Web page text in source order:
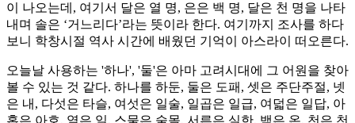
이 나오는데, 여기서 달은 열 명, 은은 백 명, 달은 천 명을 나타
내며 솔은 ‘거느리다’라는 뜻이라 한다. 여기까지 조사를 하다
보니 학창시절 역사 시간에 배웠던 기억이 아스라이 떠오른다.
오늘날 사용하는 '하나', '둘'은 아마 고려시대에 그 어원을 찾아
볼 수 있는 것 같다. 하나를 하둔, 둘은 도패, 셋은 주단주절, 넷
은 내, 다섯은 타슬, 여섯은 일술, 일곱은 일급, 여덟은 일답, 아